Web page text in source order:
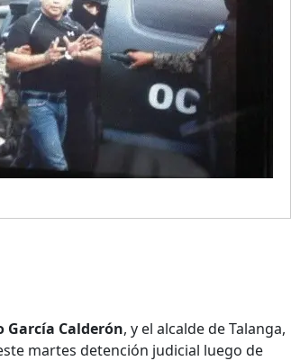
García Calderón, y el alcalde de Talanga,
martes detención judicial luego de